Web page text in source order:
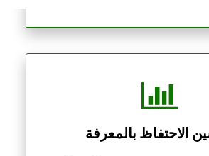
الاحتفاظ بالمعرفة